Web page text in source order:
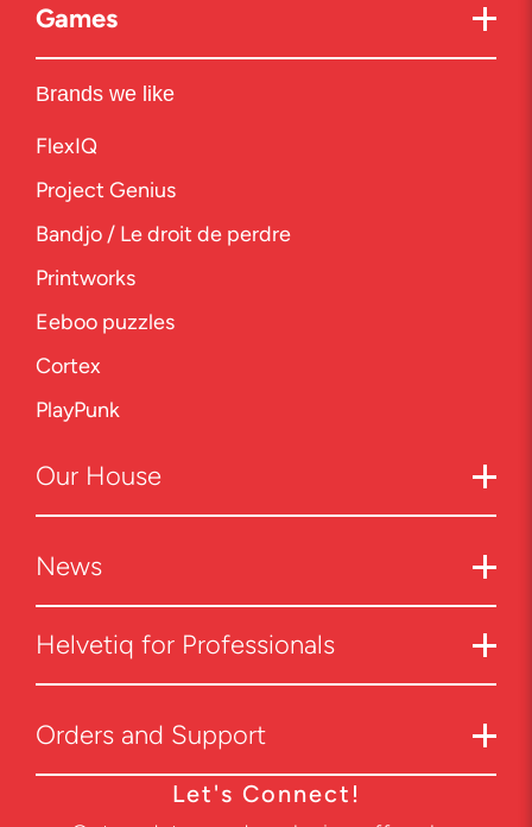
Games
Brands we like
FlexIQ
Project Genius
Bandjo / Le droit de perdre
Printworks
Eeboo puzzles
Cortex
PlayPunk
Our House
News
Helvetiq for Professionals
Orders and Support
Let's Connect!